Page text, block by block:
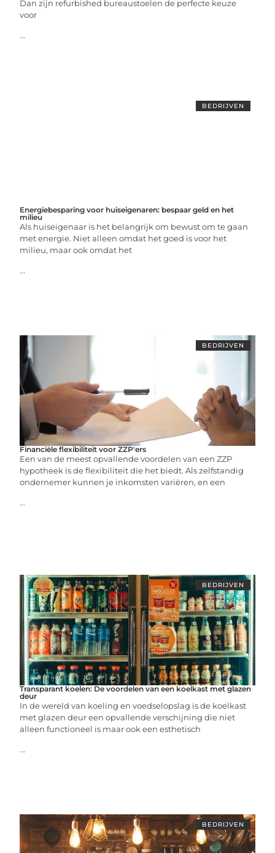
Dan zijn refurbished bureaustoelen de perfecte keuze
voor
...
BEDRIJVEN
Energiebesparing voor huiseigenaren: bespaar geld en het
milieu
Als huiseigenaar is het belangrijk om bewust om te gaan
met energie. Niet alleen omdat het goed is voor het
milieu, maar ook omdat het
...
BEDRIJVEN
Financiële flexibiliteit voor ZZP'ers
Een van de meest opvallende voordelen van een ZZP
hypotheek is de flexibiliteit die het biedt. Als zelfstandig
ondernemer kunnen je inkomsten variëren, en een
...
BEDRIJVEN
Transparant koelen: De voordelen van een koelkast met glazen
deur
In de wereld van koeling en voedselopslag is de koelkast
met glazen deur een opvallende verschijning die niet
alleen functioneel is maar ook een esthetisch
...
BEDRIJVEN